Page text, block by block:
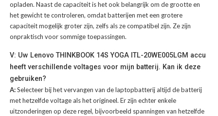
opladen. Naast de capaciteit is het ook belangrijk om de grootte en
het gewicht te controleren, omdat batterijen met een grotere
capaciteit mogelijk groter zijn, zelfs als ze compatibel zijn. Ze zijn
onpraktisch voor sommige toepassingen.
V: Uw Lenovo THINKBOOK 14S YOGA ITL-20WE005LGM accu
heeft verschillende voltages voor mijn batterij. Kan ik deze
gebruiken?
A:Selecteer bij het vervangen van de laptopbatterij altijd de batterij
met hetzelfde voltage als het origineel. Er zijn echter enkele
uitzonderingen op deze regel, bijvoorbeeld spanningen van hetzelfde